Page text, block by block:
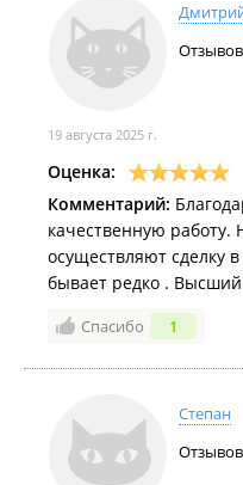
Отзывов
19 августа 2025 г.
Оценка:
Комментарий:
качественную работу.
осуществляют сделку
бывает редко . Высший
Спасибо 1
Степан
Отзывов